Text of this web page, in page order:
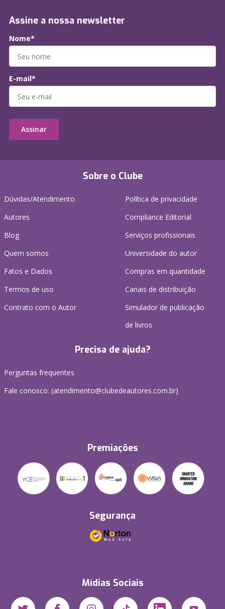
Sobre o Clube
Dúvidas/Atendimento
Autores
Blog
Quem somos
Fatos e Dados
Termos de uso
Contrato com o Autor
Política de privacidade
Compliance Editorial
Serviços profissionais
Universidade do autor
Compras em quantidade
Canais de distribuição
Simulador de publicação
de livros
Precisa de ajuda?
Perguntas frequentes
Fale conosco: (atendimento@clubedeautores.com.br)
Premiações
Segurança
Mídias Sociais
Assine a nossa newsletter
Nome*
E-mail*
Assinar